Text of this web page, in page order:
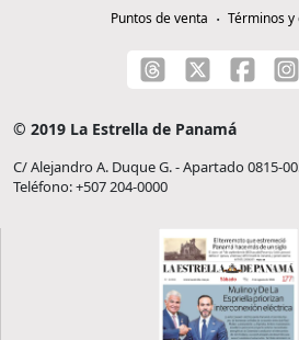
Puntos de venta
Términos y
© 2019 La Estrella de Panamá
C/ Alejandro A. Duque G. - Apartado 0815-
Teléfono: +507 204-0000